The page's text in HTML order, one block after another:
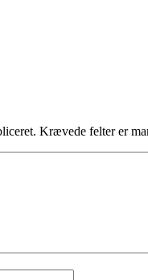
Krævede felter er